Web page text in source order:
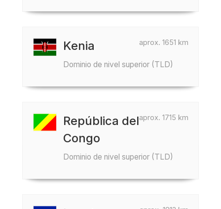
aprox. 1651 km
Kenia
Dominio de nivel superior (TLD)
aprox. 1715 km
República del
Congo
Dominio de nivel superior (TLD)